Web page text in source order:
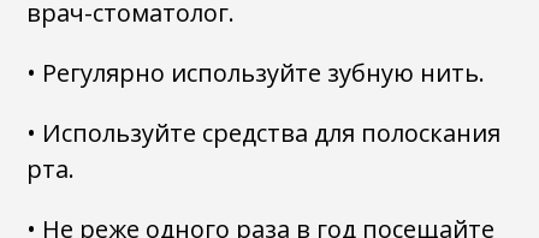
врач-стоматолог.
• Регулярно используйте зубную нить.
• Используйте средства для полоскания
рта.
• Не реже одного раза в год посещайте